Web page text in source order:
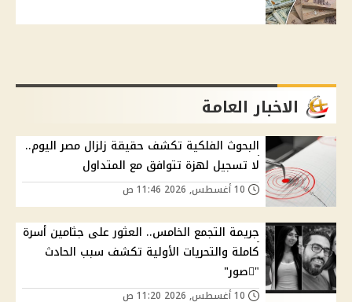
الاخبار العامة
البحوث الفلكية تكشف حقيقة زلزال مصر اليوم..
لا تسجيل لهزة تتوافق مع المتداول
جريمة التجمع الخامس.. العثور على جثامين أسرة
كاملة والتحريات الأولية تكشف سبب الحادث
"ًصور"